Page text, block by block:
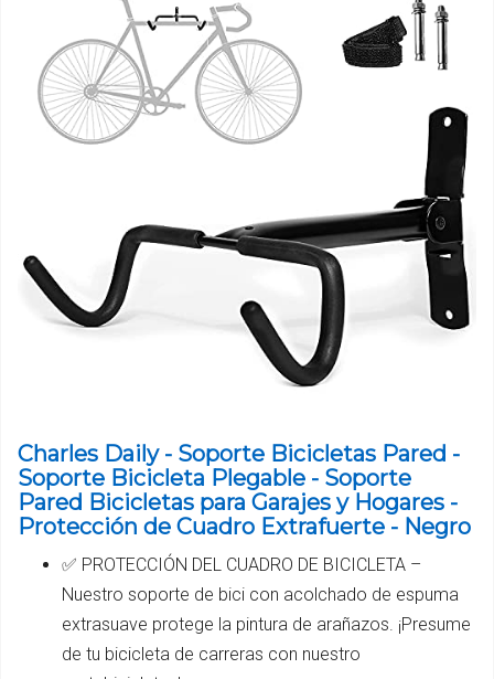
Charles Daily - Soporte Bicicletas Pared -
Soporte Bicicleta Plegable - Soporte
Pared Bicicletas para Garajes y Hogares -
Protección de Cuadro Extrafuerte - Negro
✅ PROTECCIÓN DEL CUADRO DE BICICLETA –
Nuestro soporte de bici con acolchado de espuma
extrasuave protege la pintura de arañazos. ¡Presume
de tu bicicleta de carreras con nuestro